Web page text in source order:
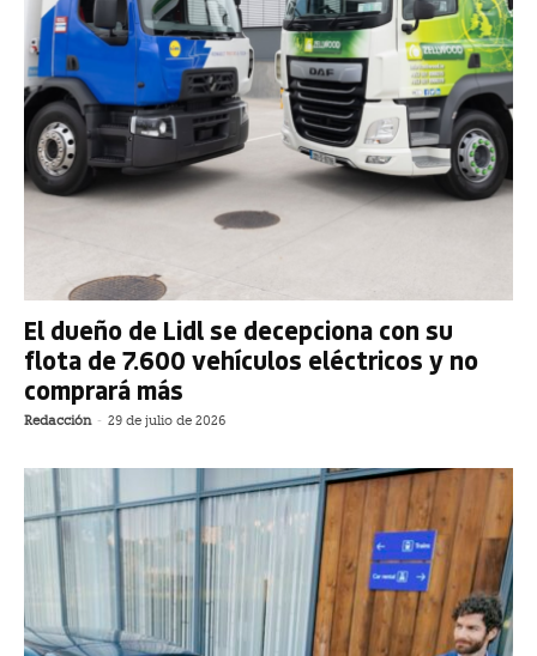
El dueño de Lidl se decepciona con su
flota de 7.600 vehículos eléctricos y no
comprará más
Redacción - 29 de julio de 2026